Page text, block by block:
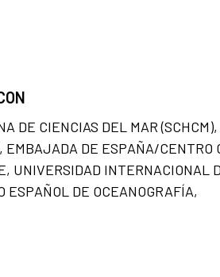
DE CIENCIAS DEL MAR
EMBAJADA DE ESPAÑA/CENTRO
UNIVERSIDAD INTERNACIONAL
ESPAÑOL DE OCEANOGRAFÍA,